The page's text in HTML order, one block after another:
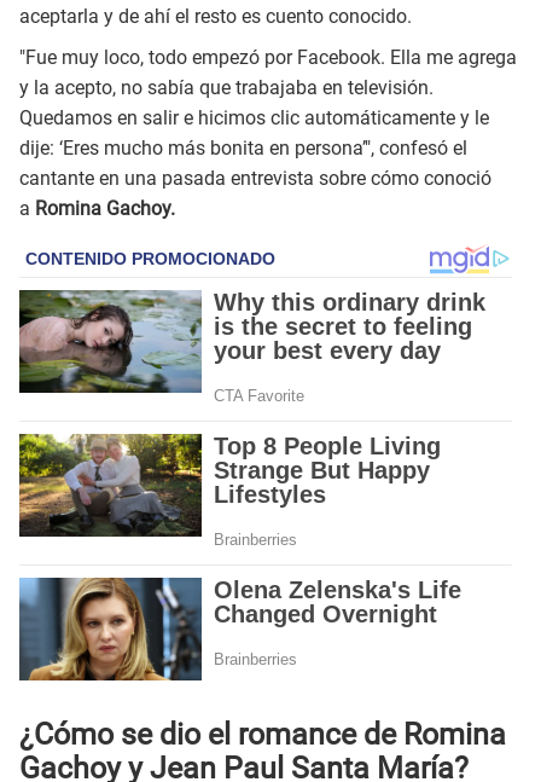
aceptarla y de ahí el resto es cuento conocido.
"Fue muy loco, todo empezó por Facebook. Ella me agrega
y la acepto, no sabía que trabajaba en televisión.
Quedamos en salir e hicimos clic automáticamente y le
dije: ‘Eres mucho más bonita en persona’", confesó el
cantante en una pasada entrevista sobre cómo conoció
a Romina Gachoy.
¿Cómo se dio el romance de Romina
Gachoy y Jean Paul Santa María?